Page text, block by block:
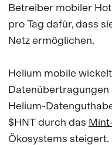
Betreiber mobiler
pro Tag dafür, dass
Netz ermöglichen.
Helium mobile
Datenübertragungen
Helium-
$HNT durch das
Ökosystems steigert.